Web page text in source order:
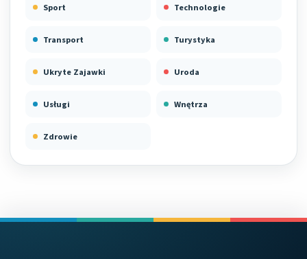
Sport Technologie
Transport Turystyka
Ukryte Zajawki Uroda
Usługi Wnętrza
Zdrowie